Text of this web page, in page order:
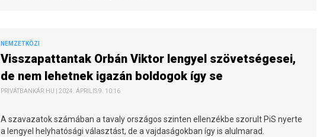
NEMZETKÖZI
Visszapattantak Orbán Viktor lengyel szövetségesei,
de nem lehetnek igazán boldogok így se
PRIVÁTBANKÁR.HU | 2024. ÁPRILIS 9. 10:16
A szavazatok számában a tavaly országos szinten ellenzékbe szorult PiS nyerte
a lengyel helyhatósági választást, de a vajdaságokban így is alulmarad.